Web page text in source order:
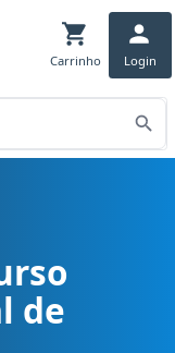
Carrinho Login
de Nutrição cargo
de